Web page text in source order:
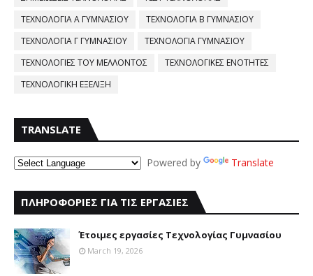
ΤΕΧΝΟΛΟΓΙΑ Α ΓΥΜΝΑΣΙΟΥ
ΤΕΧΝΟΛΟΓΙΑ Β ΓΥΜΝΑΣΙΟΥ
ΤΕΧΝΟΛΟΓΙΑ Γ ΓΥΜΝΑΣΙΟΥ
ΤΕΧΝΟΛΟΓΙΑ ΓΥΜΝΑΣΙΟΥ
ΤΕΧΝΟΛΟΓΙΕΣ ΤΟΥ ΜΕΛΛΟΝΤΟΣ
ΤΕΧΝΟΛΟΓΙΚΕΣ ΕΝΟΤΗΤΕΣ
ΤΕΧΝΟΛΟΓΙΚΗ ΕΞΕΛΙΞΗ
TRANSLATE
Powered by Translate
ΠΛΗΡΟΦΟΡΙΕΣ ΓΙΑ ΤΙΣ ΕΡΓΑΣΙΕΣ
Έτοιμες εργασίες Τεχνολογίας Γυμνασίου
March 19, 2026